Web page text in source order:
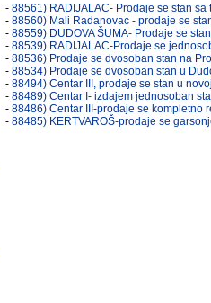
- 88561) RADIJALAC- Prodaje se stan sa
- 88560) Mali Radanovac - prodaje se
- 88559) DUDOVA ŠUMA- Prodaje se
- 88539) RADIJALAC-Prodaje se
- 88536) Prodaje se dvosoban stan na
- 88534) Prodaje se dvosoban stan u
- 88494) Centar III, prodaje se stan u
- 88489) Centar I- izdajem jednosoban
- 88486) Centar III-prodaje se kompletno
- 88485) KERTVAROŠ-prodaje se